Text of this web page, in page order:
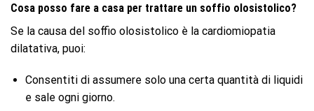
Cosa posso fare a casa per trattare un soffio olosistolico?
Se la causa del soffio olosistolico è la cardiomiopatia
dilatativa, puoi:
Consentiti di assumere solo una certa quantità di liquidi
e sale ogni giorno.